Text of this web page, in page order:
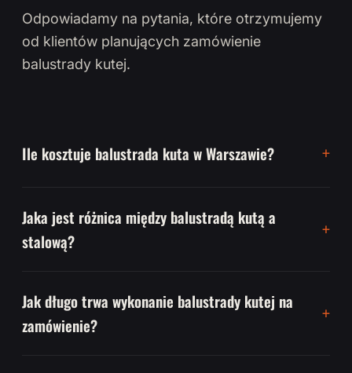
Odpowiadamy na pytania, które otrzymujemy
od klientów planujących zamówienie
balustrady kutej.
Ile kosztuje balustrada kuta w Warszawie?
Jaka jest różnica między balustradą kutą a
stalową?
Jak długo trwa wykonanie balustrady kutej na
zamówienie?